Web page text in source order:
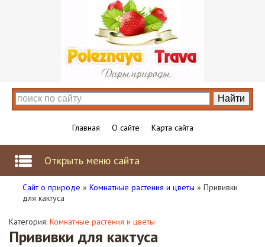
Главная О сайте Карта сайта
Открыть меню сайта
Сайт о природе » Комнатные растения и цветы » Прививки
для кактуса
Категория: Комнатные растения и цветы
Прививки для кактуса